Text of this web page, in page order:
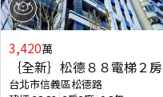
3,420萬
｛全新｝松德８８電梯２房
台北市信義區松德路